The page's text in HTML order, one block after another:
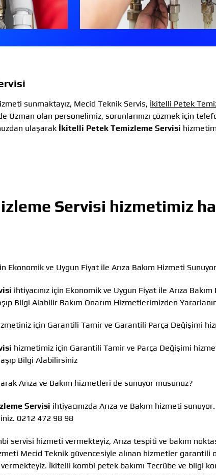
sunmaktayız, Mecid Teknik Servis, İkitelli Petek
Uzman olan personelimiz, sorunlarınızı çözmek için
ulaşarak İkitelli Petek Temizleme Servisi
Servisi hizmetimiz
Ekonomik ve Uygun Fiyat ile Arıza Bakım Hizmeti
ihtiyacınız için Ekonomik ve Uygun Fiyat ile Arıza
Bilgi Alabilir Bakım Onarım Hizmetlerimizden
için Garantili Tamir ve Garantili Parça Değişimi
hizmetimiz için Garantili Tamir ve Parça Değişimi
Bilgi Alabilirsiniz
Arıza ve Bakım hizmetleri de sunuyor musunuz?
Servisi ihtiyacınızda Arıza ve Bakım hizmeti
0212 472 98 98
servisi hizmeti vermekteyiz, Arıza tespiti ve bakım
Mecid Teknik güvencesiyle alınan hizmetler garantili
İkitelli kombi petek bakımı Tecrübe ve bilgi